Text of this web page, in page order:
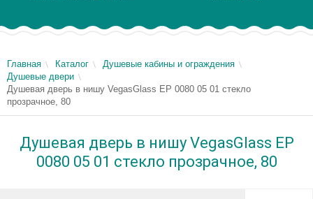
Главная Каталог
Душевые кабины и ограждения
Душевые двери
Душевая дверь в нишу VegasGlass EP 0080 05 01 стекло
прозрачное, 80
Душевая дверь в нишу VegasGlass EP
0080 05 01 стекло прозрачное, 80